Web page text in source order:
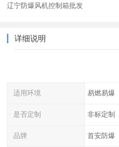
辽宁防爆风机控制箱批发
详细说明
适用环境 易燃易爆
是否定制 非标定制
品牌 首安防爆